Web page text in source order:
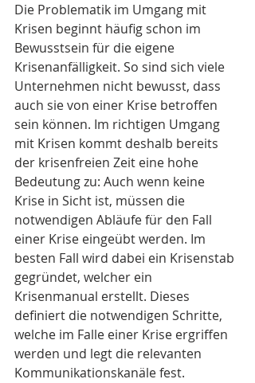
Die Problematik im Umgang mit
Krisen beginnt häufig schon im
Bewusstsein für die eigene
Krisenanfälligkeit. So sind sich viele
Unternehmen nicht bewusst, dass
auch sie von einer Krise betroffen
sein können. Im richtigen Umgang
mit Krisen kommt deshalb bereits
der krisenfreien Zeit eine hohe
Bedeutung zu: Auch wenn keine
Krise in Sicht ist, müssen die
notwendigen Abläufe für den Fall
einer Krise eingeübt werden. Im
besten Fall wird dabei ein Krisenstab
gegründet, welcher ein
Krisenmanual erstellt. Dieses
definiert die notwendigen Schritte,
welche im Falle einer Krise ergriffen
werden und legt die relevanten
Kommunikationskanäle fest.